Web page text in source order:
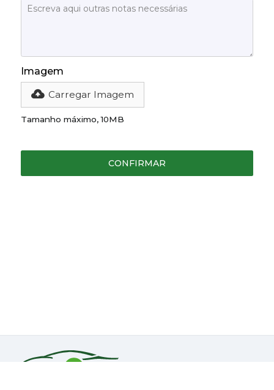
Imagem
Carregar Imagem
Tamanho máximo, 10MB